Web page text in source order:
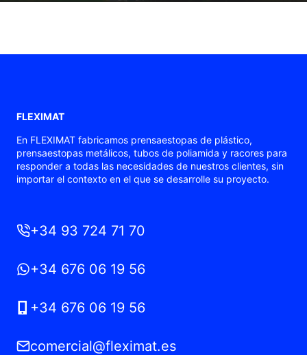
FLEXIMAT
En FLEXIMAT fabricamos prensaestopas de plástico,
prensaestopas metálicos, tubos de poliamida y racores para
responder a todas las necesidades de nuestros clientes, sin
importar el contexto en el que se desarrolle su proyecto.
+34 93 724 71 70
+34 676 06 19 56
+34 676 06 19 56
comercial@fleximat.es